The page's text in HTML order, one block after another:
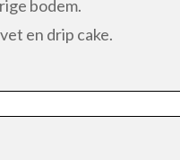
bodem.
en drip cake.